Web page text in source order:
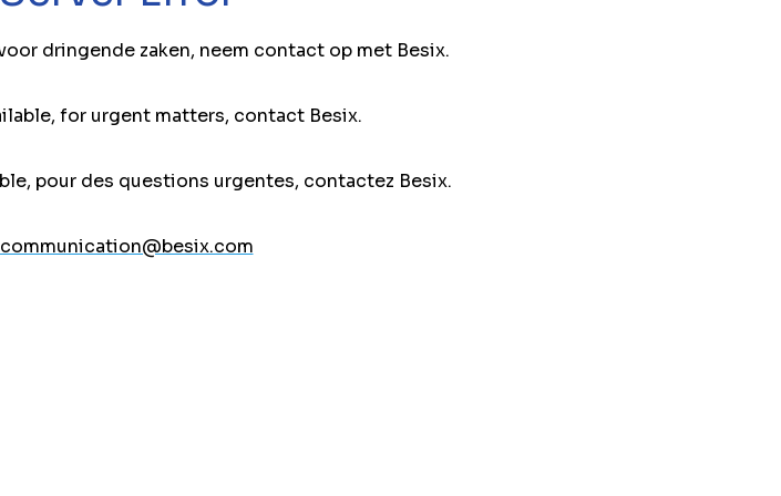
dringende zaken, neem contact op met Besix.
for urgent matters, contact Besix.
pour des questions urgentes, contactez Besix.
communication@besix.com